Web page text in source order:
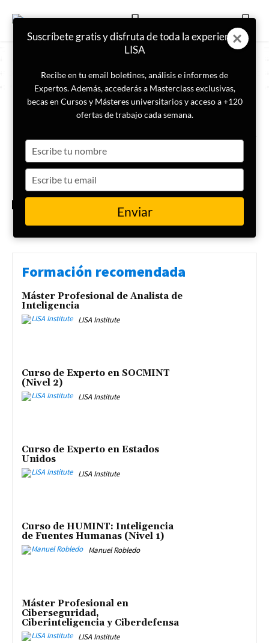
ETIQUETA
CEI
¿Puede Moldavia convertirse
en una «segunda Ucrania»?
Formación recomendada
Máster Profesional de Analista de
Inteligencia
LISA Institute
Curso de Experto en SOCMINT
(Nivel 2)
LISA Institute
Curso de Experto en Estados
Unidos
LISA Institute
Curso de HUMINT: Inteligencia
de Fuentes Humanas (Nivel 1)
Manuel Robledo
Máster Profesional en
Ciberseguridad,
Ciberinteligencia y Ciberdefensa
LISA Institute
Suscríbete gratis y disfruta de toda la experiencia
LISA
Recibe en tu email boletines, análisis e informes de
Expertos. Además, accederás a Masterclass exclusivas,
becas en Cursos y Másteres universitarios y acceso a +120
ofertas de trabajo cada semana.
your
name
your
email
Enviar